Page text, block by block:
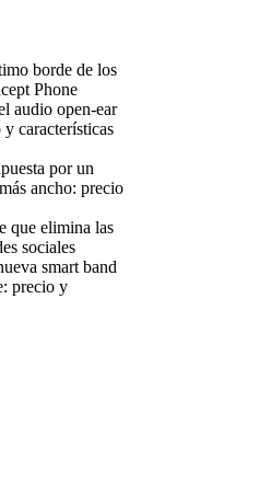
borde de los
Phone
audio open-ear
características
por un
ancho: precio
que elimina las
sociales
smart band
precio y